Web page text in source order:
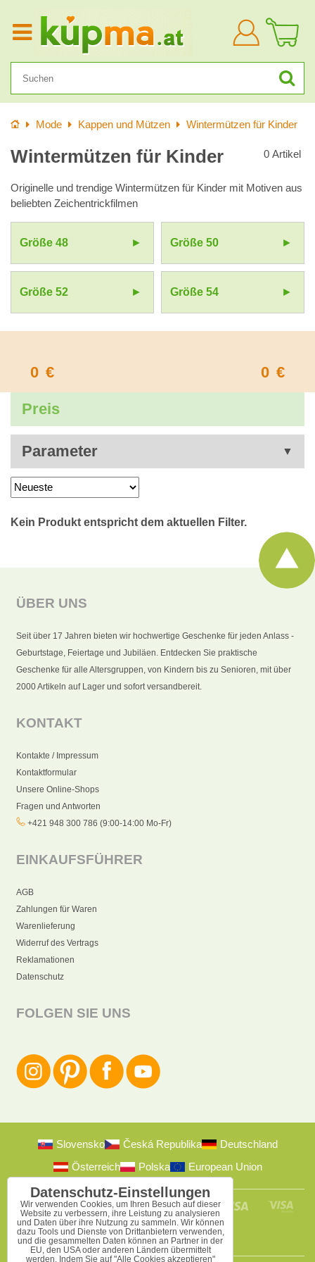
Anmelden
Startseite
Mode Kappen und Mützen Wintermützen für Kinder
Wintermützen für Kinder 0 Artikel
Originelle und trendige Wintermützen für Kinder mit Motiven aus
beliebten Zeichentrickfilmen
Größe 48 Größe 50
Größe 52 Größe 54
0 € 0 €
Preis
Parameter
ÜBER UNS
Seit über 17 Jahren bieten wir hochwertige Geschenke für jeden Anlass -
Geburtstage, Feiertage und Jubiläen. Entdecken Sie praktische
Geschenke für alle Altersgruppen, von Kindern bis zu Senioren, mit über
2000 Artikeln auf Lager und sofort versandbereit.
KONTAKT
Kontakte / Impressum
Kontaktformular
Unsere Online-Shops
Fragen und Antworten
+421 948 300 786 (9:00-14:00 Mo-Fr)
EINKAUFSFÜHRER
AGB
Zahlungen für Waren
Warenlieferung
Widerruf des Vertrags
Reklamationen
Datenschutz
FOLGEN SIE UNS
Slovensko Česká Republika
Deutschland
Österreich
Polska European Union
Datenschutz-Einstellungen
Wir verwenden Cookies, um Ihren Besuch auf dieser
Website zu verbessern, ihre Leistung zu analysieren
und Daten über ihre Nutzung zu sammeln. Wir können
dazu Tools und Dienste von Drittanbietern verwenden,
und die gesammelten Daten können an Partner in der
EU, den USA oder anderen Ländern übermittelt
werden. Indem Sie auf "Alle Cookies akzeptieren"